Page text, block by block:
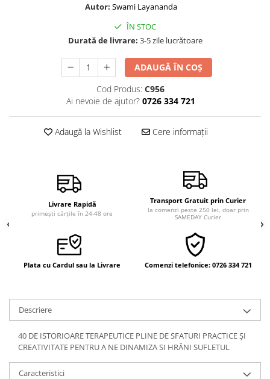
Psihologie practică
Seria Masaru Emoto
Inspiraţie divină
Vindecare spirituală
Viaţa de după moarte
Supă de pui pentru suflet
Yoga
Oracol
Spiritualitate şi ştiinţă
Fără categorie
Autor: Swami Layananda
ÎN STOC
Durată de livrare: 3-5 zile lucrătoare
ADAUGĂ ÎN COȘ
Cod Produs: C956
Ai nevoie de ajutor? 0726 334 721
Adaugă la Wishlist Cere informații
Livrare Rapidă
primești cărțile în 24-48 ore
Transport Gratuit prin Curier
la comenzi peste 250 lei, doar prin
SAMEDAY Curier
Plata cu Cardul sau la Livrare Comenzi telefonice: 0726 334 721
Descriere
40 DE ISTORIOARE TERAPEUTICE PLINE DE SFATURI PRACTICE ȘI
CREATIVITATE PENTRU A NE DINAMIZA SI HRĂNI SUFLETUL
Caracteristici